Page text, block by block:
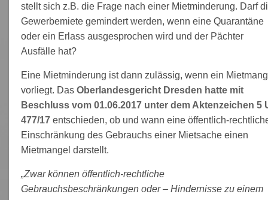
stellt sich z.B. die Frage nach einer Mietminderung. Darf
Gewerbemiete gemindert werden, wenn eine Quarantäne
oder ein Erlass ausgesprochen wird und der Pächter
Ausfälle hat?
Eine Mietminderung ist dann zulässig, wenn ein
vorliegt. Das Oberlandesgericht Dresden hatte mit
Beschluss vom 01.06.2017 unter dem Aktenzeichen 5
477/17 entschieden, ob und wann eine öffentlich-
Einschränkung des Gebrauchs einer Mietsache einen
Mietmangel darstellt.
„Zwar können öffentlich-rechtliche
Gebrauchsbeschränkungen oder – Hindernisse zu einem